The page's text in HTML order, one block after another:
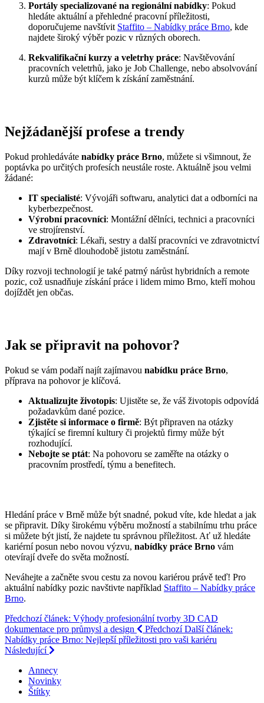
Portály specializované na regionální nabídky: Pokud
hledáte aktuální a přehledné pracovní příležitosti,
doporučujeme navštívit Staffito – Nabídky práce Brno, kde
najdete široký výběr pozic v různých oborech.
Rekvalifikační kurzy a veletrhy práce: Navštěvování
pracovních veletrhů, jako je Job Challenge, nebo absolvování
kurzů může být klíčem k získání zaměstnání.
Nejžádanější profese a trendy
Pokud prohledáváte nabídky práce Brno, můžete si všimnout, že
poptávka po určitých profesích neustále roste. Aktuálně jsou velmi
žádané:
IT specialisté: Vývojáři softwaru, analytici dat a odborníci na
kyberbezpečnost.
Výrobní pracovníci: Montážní dělníci, technici a pracovníci
ve strojírenství.
Zdravotníci: Lékaři, sestry a další pracovníci ve zdravotnictví
mají v Brně dlouhodobě jistotu zaměstnání.
Díky rozvoji technologií je také patrný nárůst hybridních a remote
pozic, což usnadňuje získání práce i lidem mimo Brno, kteří mohou
dojíždět jen občas.
Jak se připravit na pohovor?
Pokud se vám podaří najít zajímavou nabídku práce Brno,
příprava na pohovor je klíčová.
Aktualizujte životopis: Ujistěte se, že váš životopis odpovídá
požadavkům dané pozice.
Zjistěte si informace o firmě: Být připraven na otázky
týkající se firemní kultury či projektů firmy může být
rozhodující.
Nebojte se ptát: Na pohovoru se zaměřte na otázky o
pracovním prostředí, týmu a benefitech.
Hledání práce v Brně může být snadné, pokud víte, kde hledat a jak
se připravit. Díky širokému výběru možností a stabilnímu trhu práce
si můžete být jistí, že najdete tu správnou příležitost. Ať už hledáte
kariérní posun nebo novou výzvu, nabídky práce Brno vám
otevírají dveře do světa možností.
Neváhejte a začněte svou cestu za novou kariérou právě teď! Pro
aktuální nabídky pozic navštivte například Staffito – Nabídky práce
Brno.
Předchozí článek: Výhody profesionální tvorby 3D CAD
dokumentace pro průmysl a design
Předchozí Další článek:
Nabídky práce Brno: Nejlepší příležitosti pro vaši kariéru
Následující
Annecy
Novinky
Štítky